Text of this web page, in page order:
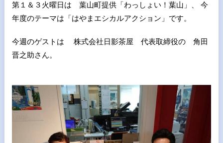
第１＆３火曜日は 葉山町提供「わっしょい！葉山」、 今
年度のテーマは「はやまエシカルアクション」です。
今週のゲストは 株式会社日影茶屋 代表取締役の 角田
晋之助さん。